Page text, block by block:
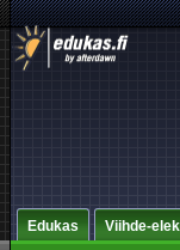
Edukas Viihde-